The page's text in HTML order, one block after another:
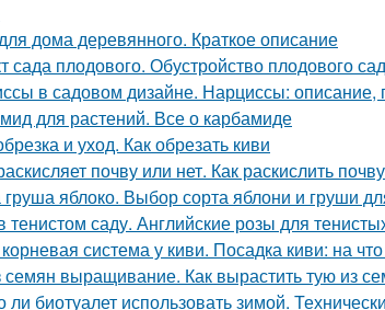
дома деревянного. Краткое описание
сада плодового. Обустройство плодового
в садовом дизайне. Нарциссы: описание,
для растений. Все о карбамиде
и уход. Как обрезать киви
почву или нет. Как раскислить
яблоко. Выбор сорта яблони и груши
тенистом саду. Английские розы для
система у киви. Посадка киви: на
семян выращивание. Как вырастить тую из
биотуалет использовать зимой.